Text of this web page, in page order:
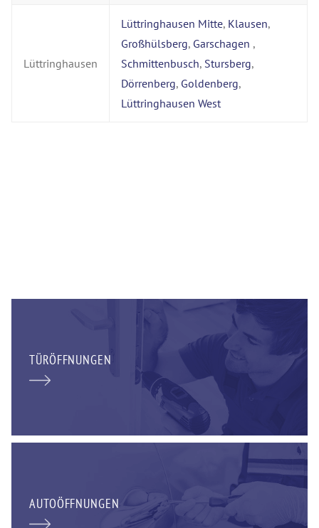
Lüttringhausen
Lüttringhausen Mitte, Klausen,
Großhülsberg, Garschagen ,
Schmittenbusch, Stursberg,
Dörrenberg, Goldenberg,
Lüttringhausen West
TÜRÖFFNUNGEN
AUTOÖFFNUNGEN